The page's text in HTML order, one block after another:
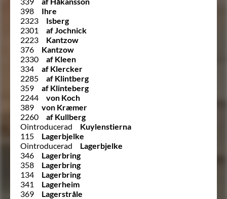
398
Ihre
2323
Isberg
2301
af Jochnick
2223
Kantzow
376
Kantzow
2330
af Kleen
334
af Klercker
2285
af Klintberg
359
af Klinteberg
2244
von Koch
389
von Kræmer
2260
af Kullberg
Ointroducerad
Kuylenstierna
115
Lagerbjelke
Ointroducerad
Lagerbjelke
346
Lagerbring
358
Lagerbring
134
Lagerbring
341
Lagerheim
369
Lagerstråle